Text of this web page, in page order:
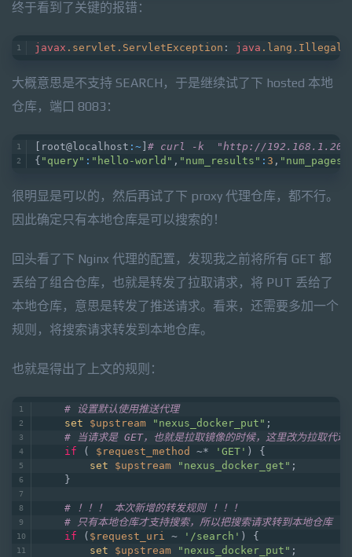
终于看到了关键的报错：
javax .servlet .ServletException : java .lang
大概意思是不支持 SEARCH，于是继续试了下 hosted 本地
仓库，端口 8083：
[root@localhost :~ # curl -k  "http://
{ "query" : "hello-world" , "num_results" : 3 , "num_pages"
很明显是可以的，然后再试了下 proxy 代理仓库，都不行。
因此确定只有本地仓库是可以搜索的！
回头看了下 Nginx 代理的配置，发现我之前将所有 GET 都
丢给了组合仓库，也就是转发了拉取请求，将 PUT 丢给了
本地仓库，意思是转发了推送请求。看来，还需要多加一个
规则，将搜索请求转发到本地仓库。
也就是得出了上文的规则：
# 设置默认使用推送代理
set
$upstream "nexus_docker_put" ;
# 当请求是 GET，也就是拉取镜像的时候，这里改为拉取代理
if ( $request_method ~* 'GET' ) {
set
$upstream "nexus_docker_get" ;
    }
# ！！！ 本次新增的转发规则 ！！！
# 只有本地仓库才支持搜索，所以把搜索请求转到本地仓库
if ( $request_uri ~ '/search' ) {
set
$upstream "nexus_docker_put" ;